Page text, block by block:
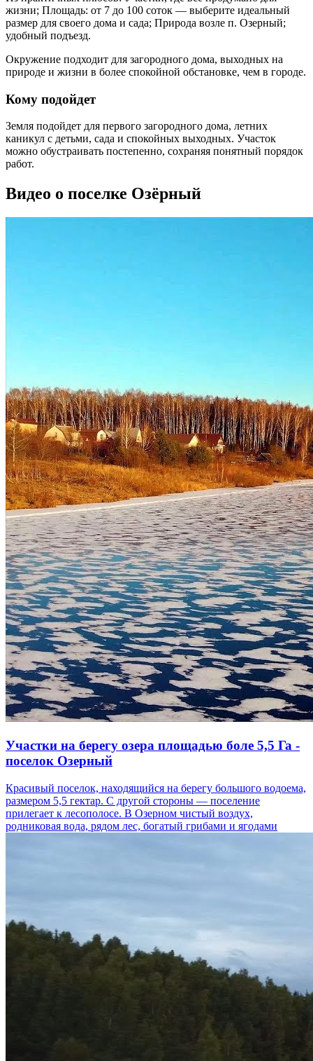
жизни; Площадь: от 7 до 100 соток — выберите идеальный
размер для своего дома и сада; Природа возле п. Озерный;
удобный подъезд.
Окружение подходит для загородного дома, выходных на
природе и жизни в более спокойной обстановке, чем в городе.
Кому подойдет
Земля подойдет для первого загородного дома, летних
каникул с детьми, сада и спокойных выходных. Участок
можно обустраивать постепенно, сохраняя понятный порядок
работ.
Видео о поселке Озёрный
Участки на берегу озера площадью боле 5,5 Га -
поселок Озерный
Красивый поселок, находящийся на берегу большого водоема,
размером 5,5 гектар. С другой стороны — поселение
прилегает к лесополосе. В Озерном чистый воздух,
родниковая вода, рядом лес, богатый грибами и ягодами